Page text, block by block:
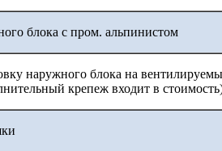
блока с пром. альпинистом
наружного блока на
крепеж входит в